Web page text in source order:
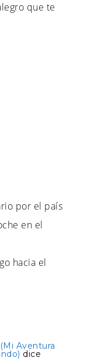
que te
por el país
en el
hacia el
Aventura
dice